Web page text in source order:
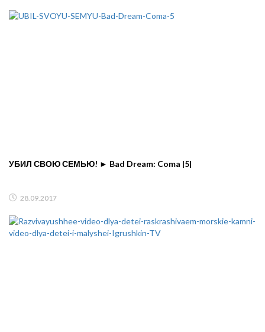
УБИЛ СВОЮ СЕМЬЮ! ► Bad Dream: Coma |5|
28.09.2017